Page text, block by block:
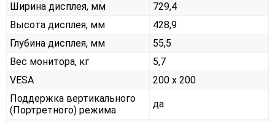
Ширина дисплея, мм
729,4
Высота дисплея, мм
428,9
Глубина дисплея, мм
55,5
Вес монитора, кг
5,7
VESA
200 x 200
Поддержка вертикального
(Портретного) режима
да